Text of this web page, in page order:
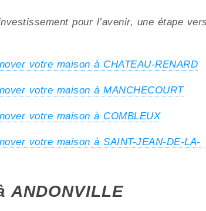
pour l’avenir, une étape
votre maison à CHATEAU-RENARD
votre maison à MANCHECOURT
votre maison à COMBLEUX
votre maison à SAINT-JEAN-DE-LA-